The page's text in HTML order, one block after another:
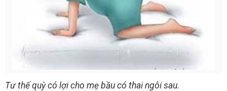
Tư thế quỳ có lợi cho mẹ bầu có thai ngôi sau.